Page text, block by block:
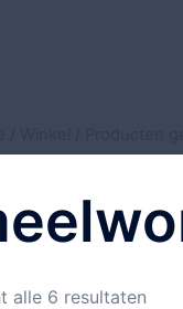
alle 6 resultaten